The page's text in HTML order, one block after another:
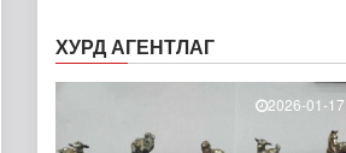
12 цаг 13 минутын өмнө
Өвөлжилтийн бэлтгэл
ажил, тулгамдаж
байгаа асууд..
Нийгэм
ХУРД АГЕНТЛАГ
2026-01-17